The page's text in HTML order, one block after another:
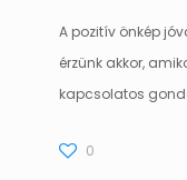
A pozitív önkép
érzünk akkor,
kapcsolatos
0